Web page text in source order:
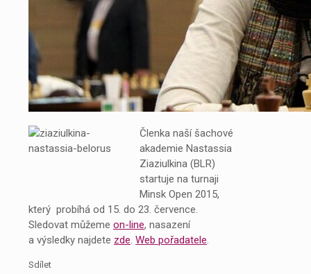
Členka naší šachové
akademie Nastassia
Ziaziulkina (BLR)
startuje na turnaji
Minsk Open 2015,
který probíhá od 15. do 23. července.
Sledovat můžeme on-line, nasazení
a výsledky najdete zde. Web pořadatele.
Sdílet